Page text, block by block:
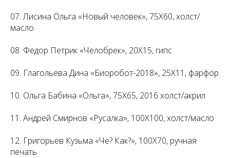
07. Лисина Ольга «Новый человек», 75X60, холст/
масло
08. Федор Петрик «Челобрек», 20X15, гипс
09. Глагольева Дина «Биоробот-2018», 25X11, фарфор
10. Ольга Бабина «Ольга», 75X65, 2016 холст/акрил
11. Андрей Смирнов «Русалка», 100X100, холст/масло
12. Григорьев Кузьма «Че? Как?», 100X70, ручная
печать